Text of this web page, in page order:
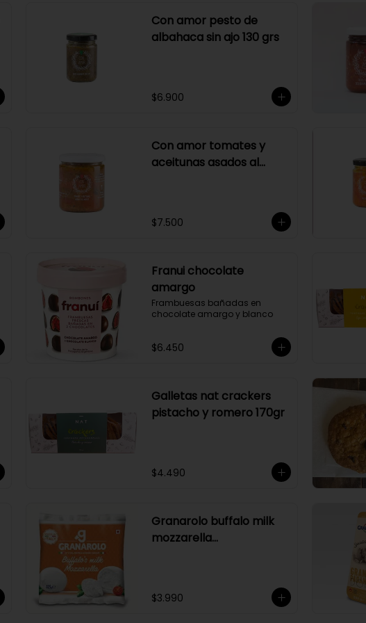
Con amor pesto de
albahaca sin ajo 130 grs
$6.900
Con amor tomates y
aceitunas asados al
$7.500
Franui chocolate
amargo
Frambuesas bañadas en
chocolate amargo y blanco
$6.450
Galletas nat crackers
pistacho y romero 170gr
$4.490
Granarolo buffalo milk
mozzarella
$3.990